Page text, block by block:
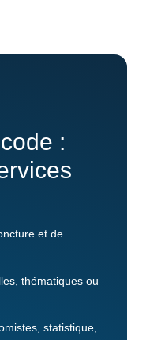
:
et de
thématiques ou
statistique,